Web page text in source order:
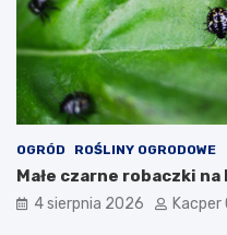
OGRÓD ROŚLINY OGRODOWE
Małe czarne robaczki
4 sierpnia 2026 Kacper